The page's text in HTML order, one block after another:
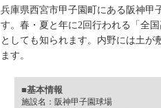
兵庫県西宮市甲子園町にある阪神甲
す。春・夏と年に2回行われる「全
としても知られます。内野には土が
ます。
■基本情報
施設名：阪神甲子園球場